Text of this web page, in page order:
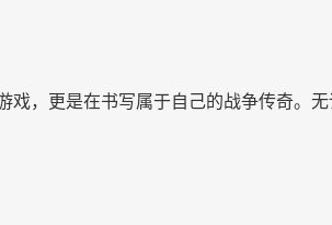
戏，更是在书写属于自己的战争传奇。